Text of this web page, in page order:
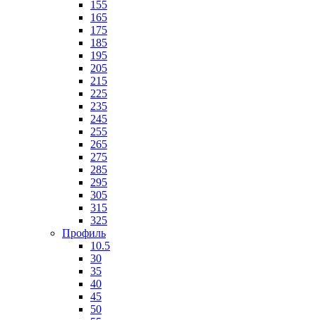
155
165
175
185
195
205
215
225
235
245
255
265
275
285
295
305
315
325
Профиль
10.5
30
35
40
45
50